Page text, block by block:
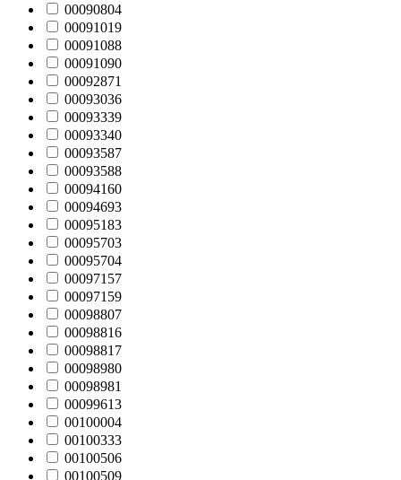
00090804
00091019
00091088
00091090
00092871
00093036
00093339
00093340
00093587
00093588
00094160
00094693
00095183
00095703
00095704
00097157
00097159
00098807
00098816
00098817
00098980
00098981
00099613
00100004
00100333
00100506
00100509